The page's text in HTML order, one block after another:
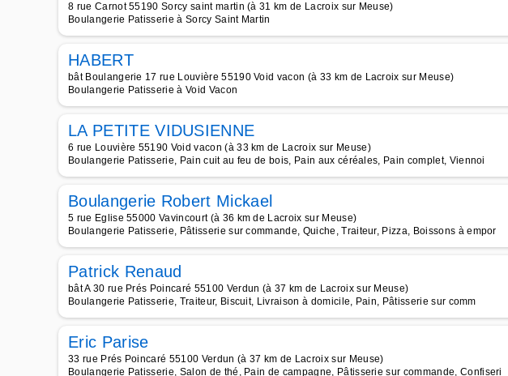
8 rue Carnot 55190 Sorcy saint martin (à 31 km de Lacroix sur Meuse)
Boulangerie Patisserie à Sorcy Saint Martin
HABERT
bât Boulangerie 17 rue Louvière 55190 Void vacon (à 33 km de Lacroix sur Meuse)
Boulangerie Patisserie à Void Vacon
LA PETITE VIDUSIENNE
6 rue Louvière 55190 Void vacon (à 33 km de Lacroix sur Meuse)
Boulangerie Patisserie, Pain cuit au feu de bois, Pain aux céréales, Pain complet, Viennoi
Boulangerie Robert Mickael
5 rue Eglise 55000 Vavincourt (à 36 km de Lacroix sur Meuse)
Boulangerie Patisserie, Pâtisserie sur commande, Quiche, Traiteur, Pizza, Boissons à empor
Patrick Renaud
bât A 30 rue Prés Poincaré 55100 Verdun (à 37 km de Lacroix sur Meuse)
Boulangerie Patisserie, Traiteur, Biscuit, Livraison à domicile, Pain, Pâtisserie sur comm
Eric Parise
33 rue Prés Poincaré 55100 Verdun (à 37 km de Lacroix sur Meuse)
Boulangerie Patisserie, Salon de thé, Pain de campagne, Pâtisserie sur commande, Confiseri